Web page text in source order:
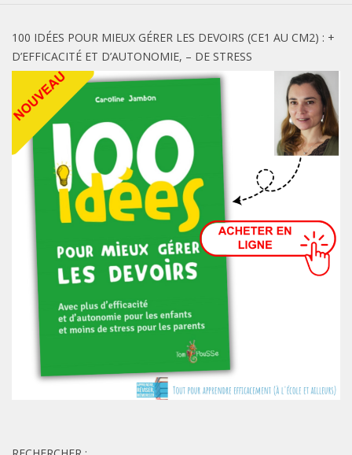
100 IDÉES POUR MIEUX GÉRER LES DEVOIRS (CE1 AU CM2) : +
D’EFFICACITÉ ET D’AUTONOMIE, – DE STRESS